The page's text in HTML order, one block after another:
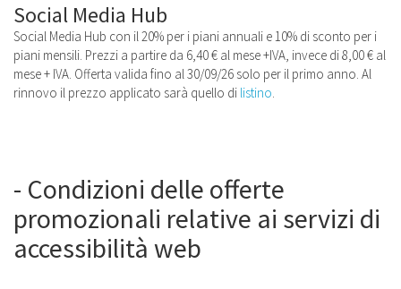
Social Media Hub
Social Media Hub con il 20% per i piani annuali e 10% di sconto per i
piani mensili. Prezzi a partire da 6,40 € al mese +IVA, invece di 8,00 € al
mese + IVA. Offerta valida fino al 30/09/26 solo per il primo anno. Al
rinnovo il prezzo applicato sarà quello di listino.
- Condizioni delle offerte
promozionali relative ai servizi di
accessibilità web